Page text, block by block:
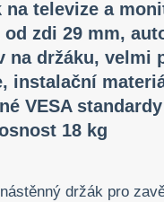
na televize a
zdi 29 mm,
na držáku, velmi
instalační
VESA
18 kg
držák pro